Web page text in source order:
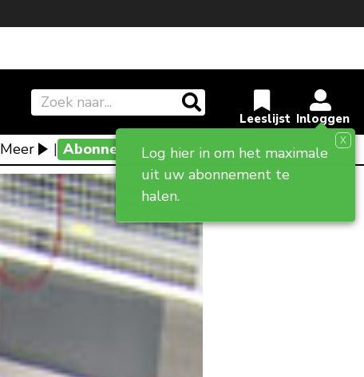
Log hier in om het maximale
uit uw abonnement te
halen.
X
Meer | Abonneevoordeel